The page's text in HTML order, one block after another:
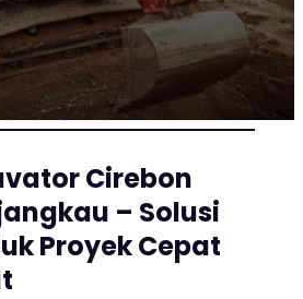
Cirebon
– Solusi
Proyek Cepat